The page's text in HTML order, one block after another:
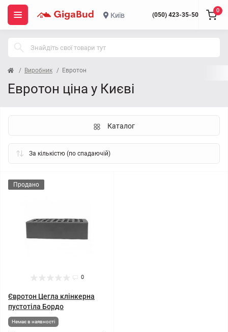
Київ (050) 423-35-50
0
Виробник Евротон
Евротон ціна у Києві
Каталог
Продано
0
Євротон Цегла клінкерна
пустотіла Бордо
Немає в наявності